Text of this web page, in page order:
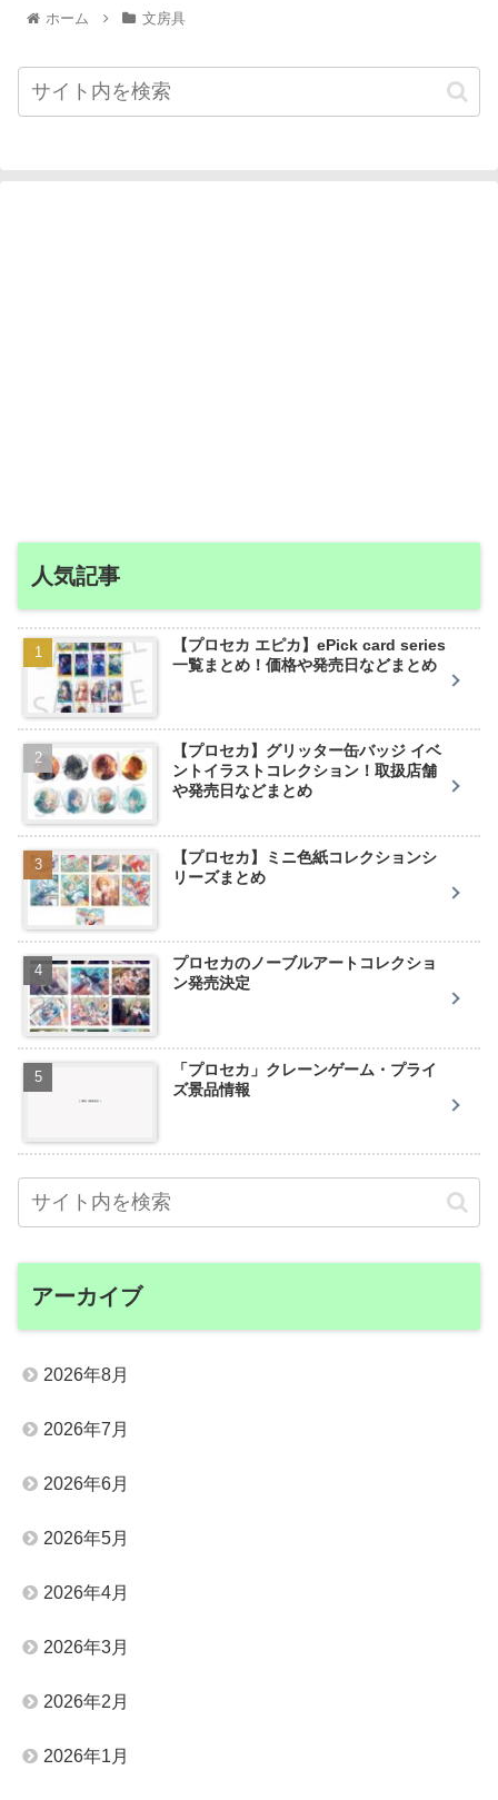
ホーム 文房具
人気記事
【プロセカ エピカ】ePick card series
一覧まとめ！価格や発売日などまとめ
【プロセカ】グリッター缶バッジ イベ
ントイラストコレクション！取扱店舗
や発売日などまとめ
【プロセカ】ミニ色紙コレクションシ
リーズまとめ
プロセカのノーブルアートコレクショ
ン発売決定
「プロセカ」クレーンゲーム・プライ
ズ景品情報
アーカイブ
2026年8月
2026年7月
2026年6月
2026年5月
2026年4月
2026年3月
2026年2月
2026年1月